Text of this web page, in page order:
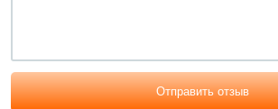
Отправить отзыв